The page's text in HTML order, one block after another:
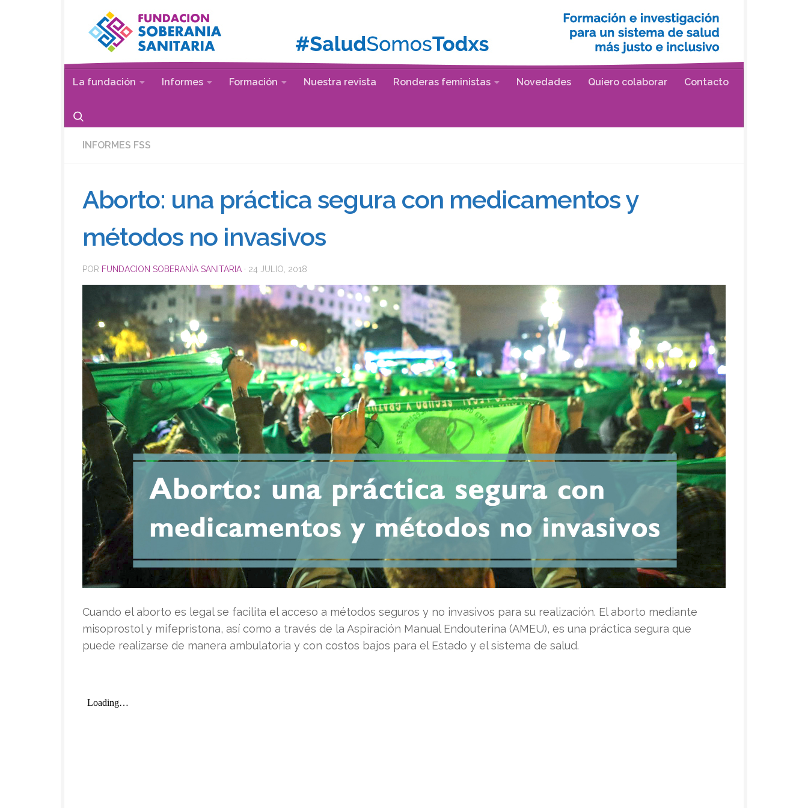
Saltar al contenido
La fundación Informes Formación Nuestra revista Ronderas feministas Novedades Quiero colaborar Contacto
INFORMES FSS
Aborto: una práctica segura con medicamentos y
métodos no invasivos
POR FUNDACION SOBERANÍA SANITARIA · 24 JULIO, 2018
Cuando el aborto es legal se facilita el acceso a métodos seguros y no invasivos para su realización. El aborto mediante
misoprostol y mifepristona, así como a través de la Aspiración Manual Endouterina (AMEU), es una práctica segura que
puede realizarse de manera ambulatoria y con costos bajos para el Estado y el sistema de salud.